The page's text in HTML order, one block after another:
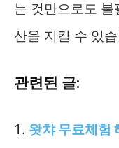
는 것만으로도
산을 지킬 수 있
관련된 글:
왓챠 무료체험